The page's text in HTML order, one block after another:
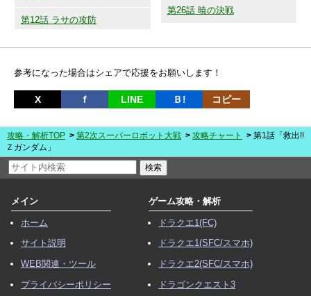
第12話 ラサの攻防
第26話 暁の決戦
参考になった場合はシェアで応援をお願いします！
X ｆ LINE Ｂ! コピー
攻略・解析TOP 第2次スーパーロボット大戦 攻略チャート
第1話「救出!!
Ｚガンダム」
メイン
ホーム
サイト説明
WEB関連・ツール
プライバシーポリシー
ゲーム攻略・解析
ドラクエ1(FC)
ドラクエ1(SFC/スマホ)
ドラクエ2(SFC/スマホ)
ドラゴンクエスト3